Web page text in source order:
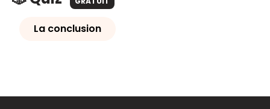
La conclusion